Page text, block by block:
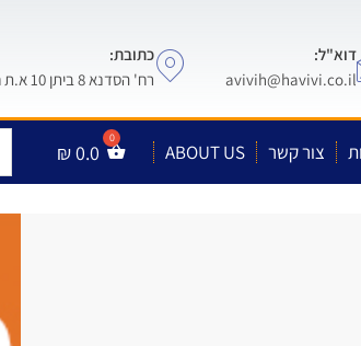
דוא"ל:
avivih@havivi.co.il
כתובת:
רח' הסדנא 8 ביתן 10 א.ת חולון
צור קשר ABOUT US
₪0.0